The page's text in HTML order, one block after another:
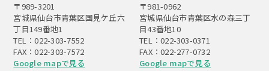
〒989-3201
宮城県仙台市青葉区国見ケ丘六
丁目149番地1
TEL：022-303-7552
FAX：022-303-7572
Google mapで見る
〒981-0962
宮城県仙台市青葉区水の森三丁
目43番地10
TEL：022-303-0371
FAX：022-277-0732
Google mapで見る